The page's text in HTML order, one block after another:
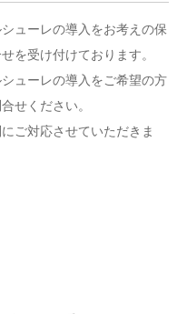
ューレの導入をお考えの保
を受け付けております。
ューレの導入をご希望の方
せください。
ご対応させていただきま